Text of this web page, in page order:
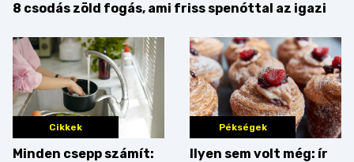
8 csodás zöld fogás, ami friss spenóttal az igazi
Cikkek
Minden csepp számít:
Pékségek
Ilyen sem volt még: ír